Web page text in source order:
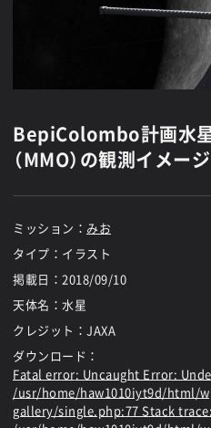
BepiColombo計画水星
（MMO）の観測イメージ
ミッション： みお
タイプ：イラスト
掲載日： 2018/09/10
天体名：水星
クレジット：JAXA
ダウンロード：
Fatal error: Uncaught Error:
/usr/home/haw1010iyt9d/html/
gallery/single.php:77 Stack